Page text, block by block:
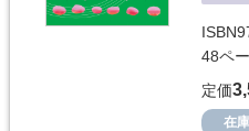
48ペ
定価
在